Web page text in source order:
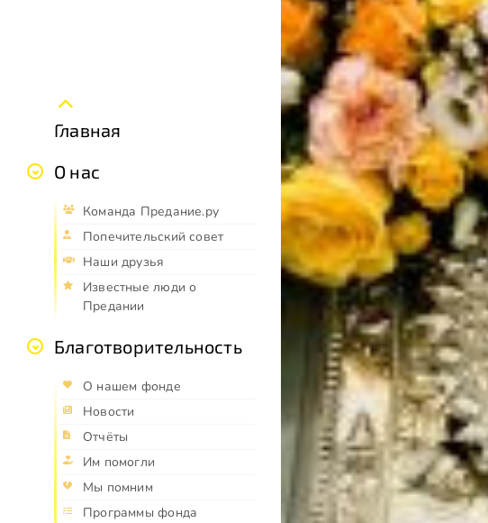
Главная
О нас
Команда Предание.ру
Попечительский совет
Наши друзья
Известные люди о
Предании
Благотворительность
О нашем фонде
Новости
Отчёты
Им помогли
Мы помним
Программы фонда